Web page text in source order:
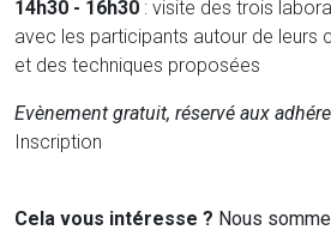
14h30 - 16h30 : visite des trois
avec les participants autour de leurs
et des techniques proposées
Evènement gratuit, réservé aux
Inscription
Cela vous intéresse ? Nous